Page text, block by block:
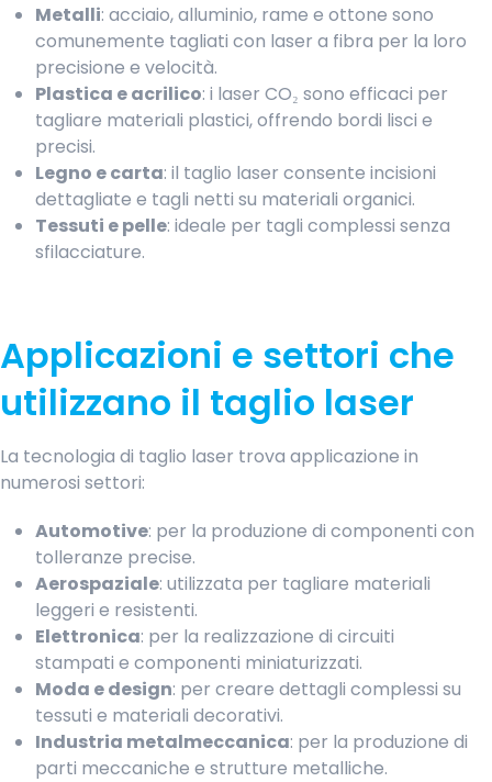
Metalli: acciaio, alluminio, rame e ottone sono
comunemente tagliati con laser a fibra per la loro
precisione e velocità. ​
Plastica e acrilico: i laser CO₂ sono efficaci per
tagliare materiali plastici, offrendo bordi lisci e
precisi.
Legno e carta: il taglio laser consente incisioni
dettagliate e tagli netti su materiali organici.
Tessuti e pelle: ideale per tagli complessi senza
sfilacciature. ​
Applicazioni e settori che
utilizzano il taglio laser
La tecnologia di taglio laser trova applicazione in
numerosi settori:​
Automotive: per la produzione di componenti con
tolleranze precise.
Aerospaziale: utilizzata per tagliare materiali
leggeri e resistenti. ​
Elettronica: per la realizzazione di circuiti
stampati e componenti miniaturizzati. ​
Moda e design: per creare dettagli complessi su
tessuti e materiali decorativi. ​
Industria metalmeccanica: per la produzione di
parti meccaniche e strutture metalliche.